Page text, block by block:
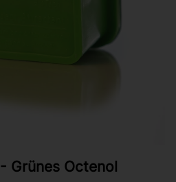
Grünes Octenol